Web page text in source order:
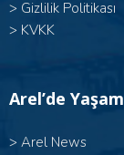
> Gizlilik Politikası
> KVKK
Arel’de Yaşam
> Arel News